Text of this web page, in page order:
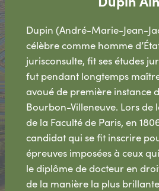
Dupin (André-Marie-Jean-
célèbre comme homme
jurisconsulte, fit ses études
fut pendant longtemps
avoué de première instance
Bourbon-Villeneuve. Lors de
de la Faculté de Paris, en
candidat qui se fit inscrire
épreuves imposées à ceux
le diplôme de docteur en
de la manière la plus